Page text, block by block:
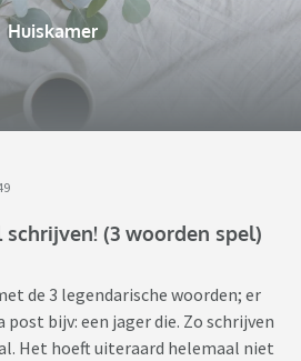
Huiskamer
schrijven! (3 woorden spel)
de 3 legendarische woorden; er
post bijv: een jager die. Zo schrijven
Het hoeft uiteraard helemaal niet